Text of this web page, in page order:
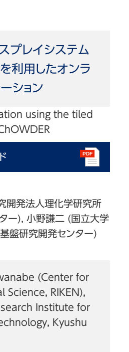
プレイシステム
利用したオンラ
ション
using the tiled
開発法人理化学研究所
ー), 小野謙二 (国立大学
盤研究開発センター)
(Center for
Science, RIKEN),
Institute for
Kyushu